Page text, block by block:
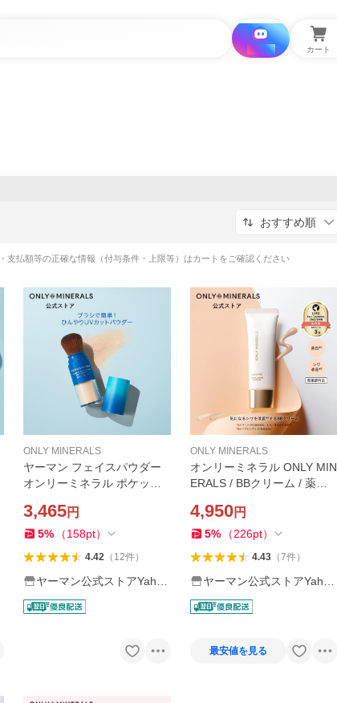
i と探す カート
おすすめ順
支払額等の正確な情報（付与条件・上限等）はカートをご確認ください
ONLY MINERALS
ヤーマン フェイスパウダー
オンリーミネラル ポケット
ンフォート 公式 3g SPF50+/
PA++++｜日焼け止め UVパウ
3,465円
5% （158pt）
4.42（ 12件）
ヤーマン公式ストアYaho
o!ショッピング店
ONLY MINERALS
オンリーミネラル ONLY MIN
ERALS / BBクリーム / 薬用
ム 25g / ヤーマン公式 ya-ma
n
4,950円
5% （226pt）
4.43（7件）
ヤーマン公式ストアYaho
o!ショッピング店
最安値を見る